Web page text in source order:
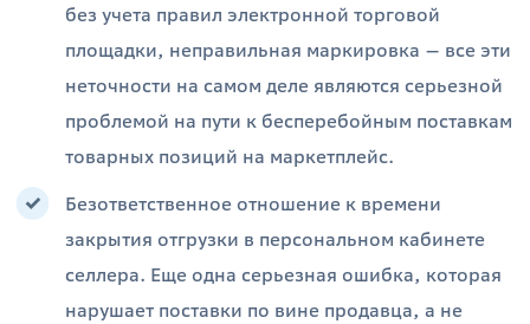
без учета правил электронной торговой
площадки, неправильная маркировка — все эти
неточности на самом деле являются серьезной
проблемой на пути к бесперебойным поставкам
товарных позиций на маркетплейс.
Безответственное отношение к времени
закрытия отгрузки в персональном кабинете
селлера. Еще одна серьезная ошибка, которая
нарушает поставки по вине продавца, а не